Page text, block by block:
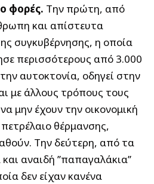
φορές. Την πρώτη, από
και απίστευτα
συγκυβέρνησης, η οποία
περισσότερους από 3.000
αυτοκτονία, οδηγεί στην
με άλλους τρόπους τους
μην έχουν την οικονομική
θέρμανσης,
Την δεύτερη, από τα
αναιδή ’’παπαγαλάκια’’
δεν είχαν κανένα